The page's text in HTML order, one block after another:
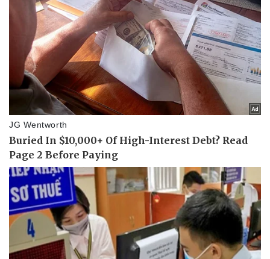
Pháp luật
Vụ án
Tư vấn luật
Quân sự - Quốc phòng
Việt Nam
Phân tích